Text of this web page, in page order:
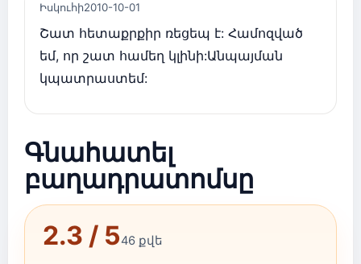
Իսկուհի2010-10-01
Շատ հետաքրքիր ռեցեպ է: Համոզված
եմ, որ շատ համեղ կլինի:Անպայման
կպատրաստեմ:
Գնահատել
բաղադրատոմսը
2.3 / 546 քվե